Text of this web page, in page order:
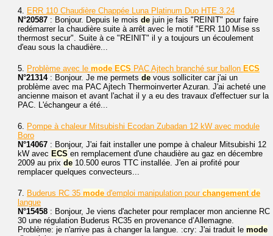
4. ERR 110 Chaudière Chappée Luna Platinum Duo HTE 3.24
N°20587 : Bonjour. Depuis le mois de juin je fais "REINIT" pour faire
redémarrer la chaudière suite à arrêt avec le motif "ERR 110 Mise ss
thermost secur". Suite à ce "REINIT" il y a toujours un écoulement
d'eau sous la chaudière...
5. Problème avec le mode ECS PAC Ajtech branché sur ballon ECS
N°21314: Bonjour. Je me permets de vous solliciter car j'ai un
problème avec ma PAC Ajtech Thermoinverter Azuran. J'ai acheté une
ancienne maison et avant l'achat il y a eu des travaux d'effectuer sur la
PAC. L'échangeur a été...
6. Pompe à chaleur Mitsubishi Ecodan Zubadan 12 kW avec module
Boro
N°14067 : Bonjour, J'ai fait installer une pompe à chaleur Mitsubishi 12
kW avec ECS en remplacement d'une chaudière au gaz en décembre
2009 au prix de 10.500 euros TTC installée. J'en ai profité pour
remplacer quelques convecteurs...
7. Buderus RC 35 mode d'emploi manipulation pour changement de
langue
N°15458 : Bonjour, Je viens d'acheter pour remplacer mon ancienne RC
30 une régulation Buderus RC35 en provenance d’Allemagne.
Problème: je n'arrive pas à changer la langue. :cry: J'ai traduit le mode